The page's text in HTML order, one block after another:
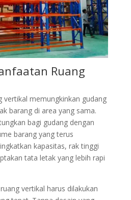
Ruang
vertikal memungkinkan gudang
barang di area yang sama.
bagi gudang dengan
barang yang terus
kapasitas, rak tinggi
tata letak yang lebih rapi
vertikal harus dilakukan